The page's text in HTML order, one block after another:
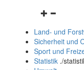
und
schließen
Land- und
Sicherheit und
Sport und
Statistik ./